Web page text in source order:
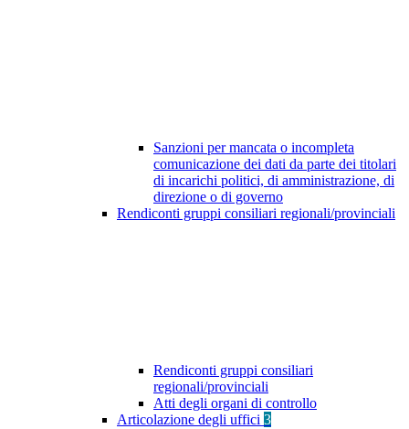
Sanzioni per mancata o incompleta
comunicazione dei dati da parte dei titolari
di incarichi politici, di amministrazione, di
direzione o di governo
Rendiconti gruppi consiliari regionali/provinciali
Rendiconti gruppi consiliari
regionali/provinciali
Atti degli organi di controllo
Articolazione degli uffici 3